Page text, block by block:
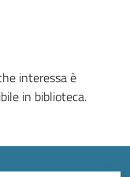
interessa è
in biblioteca.